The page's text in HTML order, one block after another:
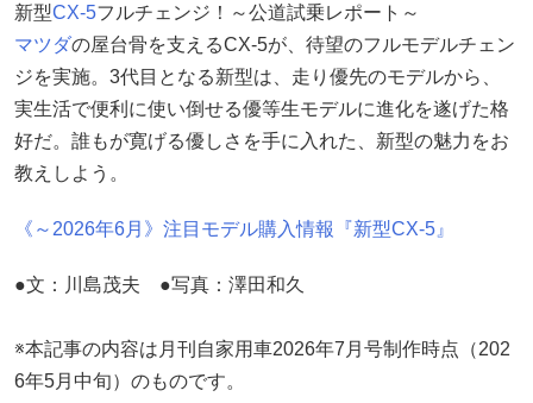
新型CX-5フルチェンジ！～公道試乗レポート～
マツダの屋台骨を支えるCX-5が、待望のフルモデルチェン
ジを実施。3代目となる新型は、走り優先のモデルから、
実生活で便利に使い倒せる優等生モデルに進化を遂げた格
好だ。誰もが寛げる優しさを手に入れた、新型の魅力をお
教えしよう。
《～2026年6月》注目モデル購入情報『新型CX-5』
●文：川島茂夫 ●写真：澤田和久
※本記事の内容は月刊自家用車2026年7月号制作時点（202
6年5月中旬）のものです。